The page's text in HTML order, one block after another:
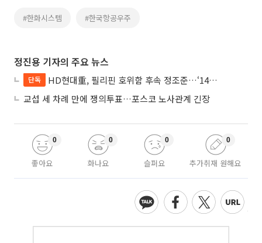
#한화시스템 #한국항공우주
정진용 기자의 주요 뉴스
단독
HD현대重, 필리핀 호위함 후속 정조준…‘14척+α’ 싹쓸이 노린다
교섭 세 차례 만에 쟁의투표…포스코 노사관계 긴장
좋아요
0
화나요
0
슬퍼요
0
추가취재 원해요
0